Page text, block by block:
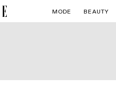
MODE BEAUTY